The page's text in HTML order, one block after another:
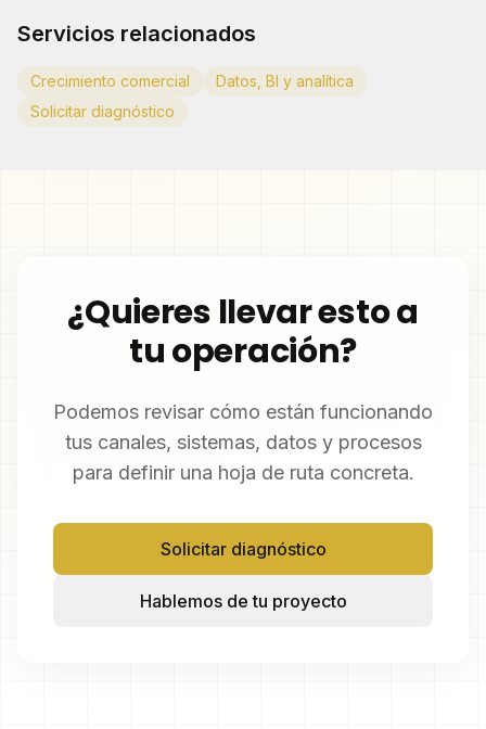
Servicios relacionados
Crecimiento comercial
Datos, BI y analítica
Solicitar diagnóstico
¿Quieres llevar esto a
tu operación?
Podemos revisar cómo están funcionando
tus canales, sistemas, datos y procesos
para definir una hoja de ruta concreta.
Solicitar diagnóstico
Hablemos de tu proyecto